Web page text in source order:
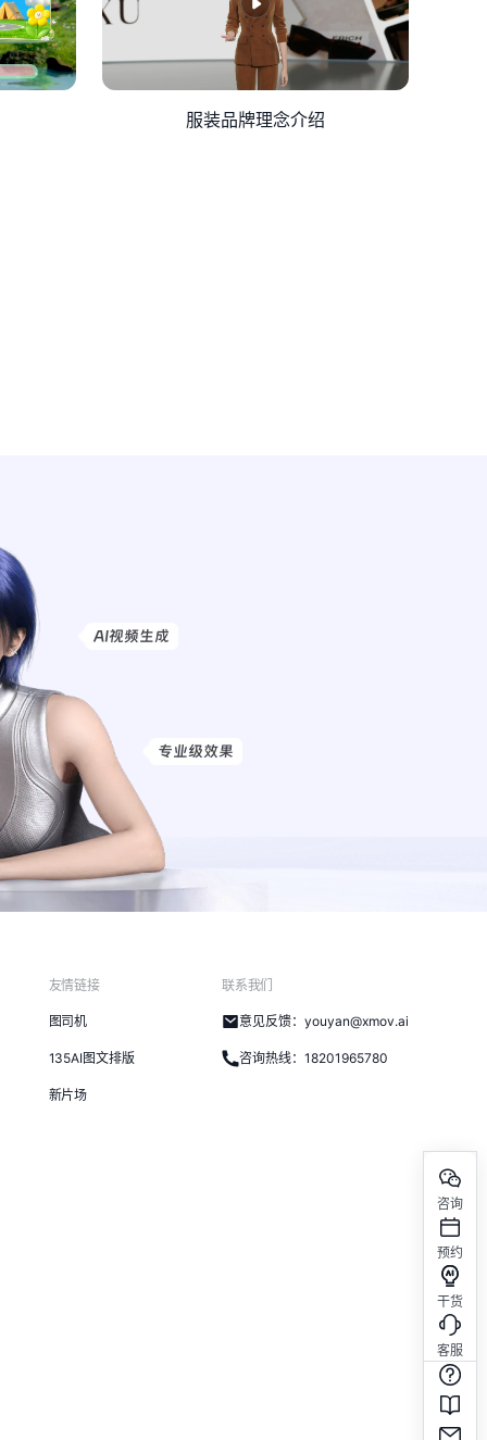
服装品牌理念介绍
友情链接
图司机
135AI图文排版
新片场
联系我们
意见反馈：youyan@xmov.ai
咨询热线：18201965780
咨询
预约
干货
客服